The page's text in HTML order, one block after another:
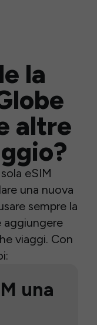
la
altre
eSIM
una nuova
sempre la
aggiungere
viaggi. Con
una